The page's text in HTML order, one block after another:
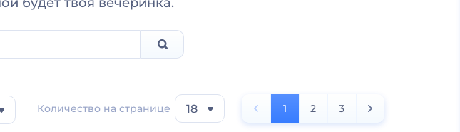
Количество на странице 18 1 2 3